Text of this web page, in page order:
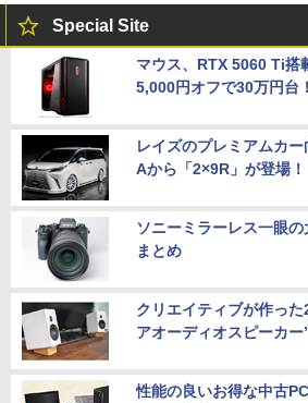
Special Site
マウス、RTX 5060 Ti搭
5,000円オフで30万円台！
レイズのプレミアムカ
Aから「2×9R」が登場！
ソニーミラーレス一眼
まとめ
クリエイティブが作っ
アオーディオスピーカー
性能の良いお得な中古